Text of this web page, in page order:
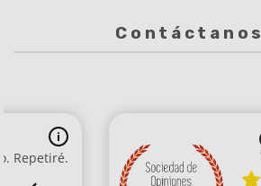
Contáctanos